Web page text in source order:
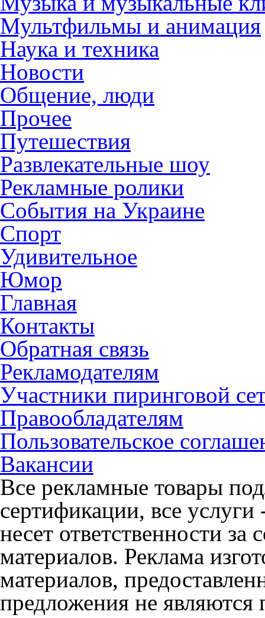
Мультфильмы и анимация
Наука и техника
Новости
Общение, люди
Прочее
Путешествия
Развлекательные шоу
Рекламные ролики
События на Украине
Спорт
Удивительное
Юмор
Главная
Контакты
Обратная связь
Рекламодателям
Участники пиринговой
Правообладателям
Пользовательское
Вакансии
Все рекламные товары
сертификации, все
несет ответственности
материалов. Реклама
материалов,
предложения не